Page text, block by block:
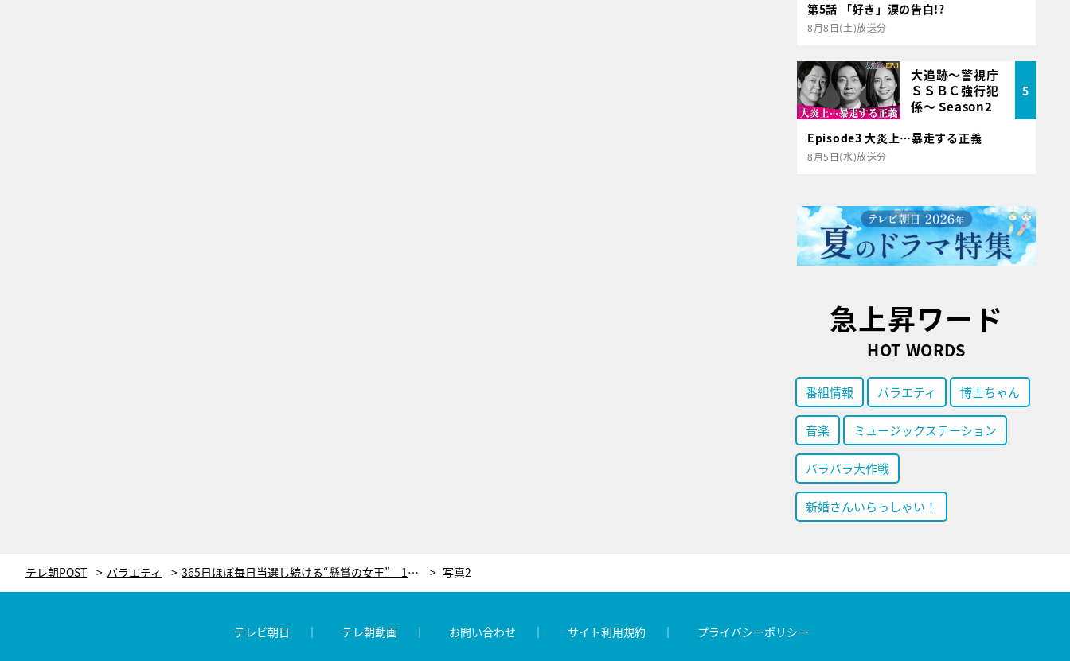
第5話 「好き」涙の告白!?
8月8日(土)放送分
大追跡～警視庁
ＳＳＢＣ強行犯
係～ Season2
5
Episode3 大炎上…暴走する正義
8月5日(水)放送分
急上昇ワード
HOT WORDS
番組情報 バラエティ 博士ちゃん
音楽 ミュージックステーション
バラバラ大作戦
新婚さんいらっしゃい！
テレ朝POST バラエティ 365日ほぼ毎日当選し続ける“懸賞の女王” 17年間で総額2000万円！驚異の当選確率アップ術 写真2
テレビ朝日 テレ朝動画 お問い合わせ サイト利用規約 プライバシーポリシー